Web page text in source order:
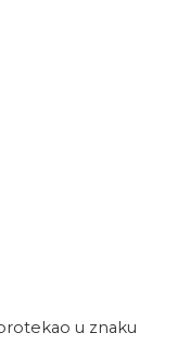
u znaku